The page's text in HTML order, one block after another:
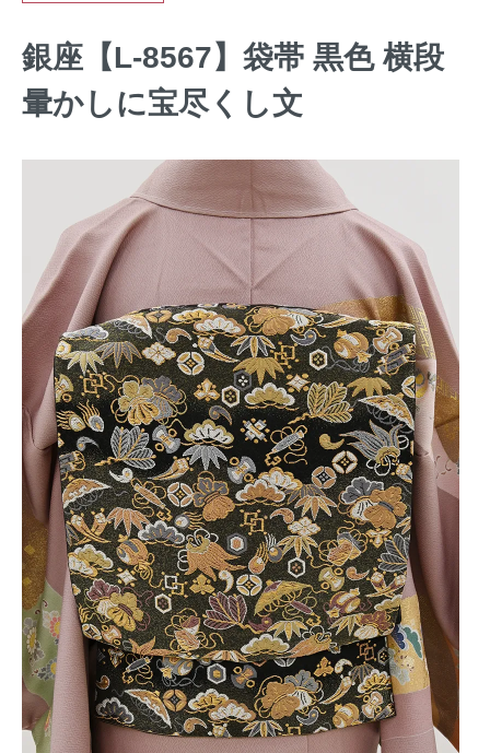
銀座【L-8567】袋帯 黒色 横段
暈かしに宝尽くし文